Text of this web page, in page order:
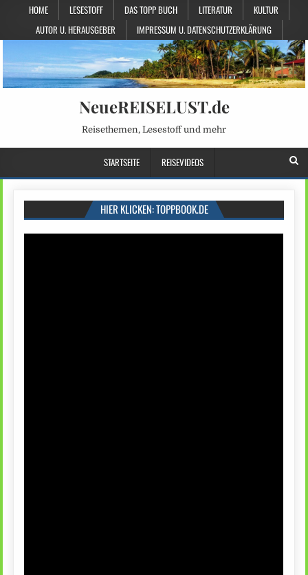
HOME LESESTOFF DAS TOPP BUCH LITERATUR
KULTUR
AUTOR U. HERAUSGEBER
IMPRESSUM U. DATENSCHUTZERKLÄRUNG
NeueREISELUST.de
Reisethemen, Lesestoff und mehr
STARTSEITE REISEVIDEOS
HIER KLICKEN: TOPPBOOK.DE